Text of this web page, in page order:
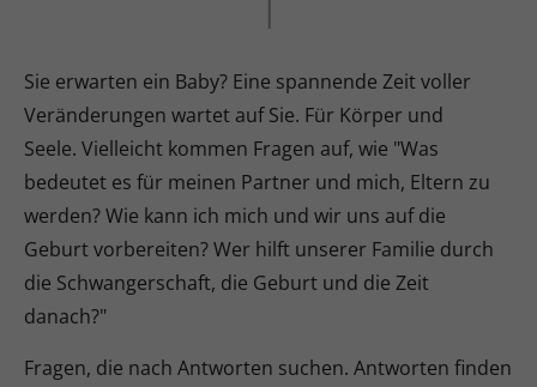
Sie erwarten ein Baby? Eine spannende Zeit voller
Veränderungen wartet auf Sie. Für Körper und
Seele. Vielleicht kommen Fragen auf, wie "Was
bedeutet es für meinen Partner und mich, Eltern zu
werden? Wie kann ich mich und wir uns auf die
Geburt vorbereiten? Wer hilft unserer Familie durch
die Schwangerschaft, die Geburt und die Zeit
danach?"
Fragen, die nach Antworten suchen. Antworten finden